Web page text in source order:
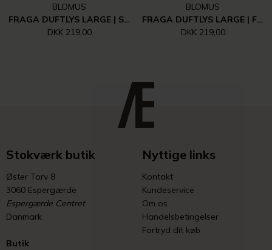
BLOMUS
DKK 219,00
BLOMUS
DKK 219,00
Stokværk butik
Øster Torv 8
3060 Espergærde
Espergærde Centret
Danmark
Butik
Nyttige links
Kontakt
Kundeservice
Om os
Handelsbetingelser
Fortryd dit køb